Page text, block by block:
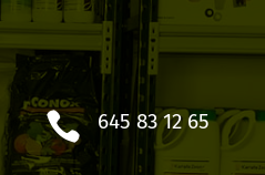
 645 83 12 65